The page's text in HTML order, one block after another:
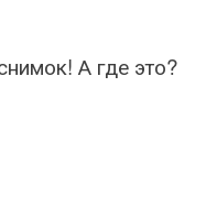
А где это?